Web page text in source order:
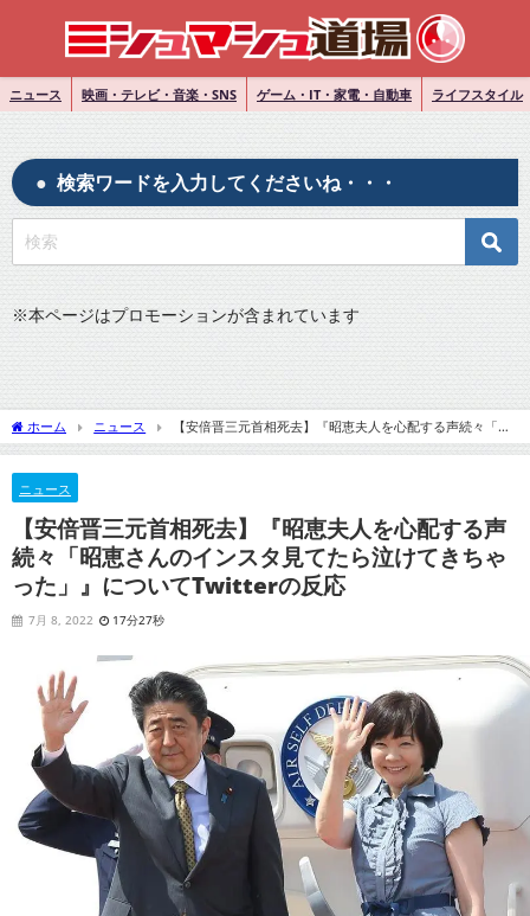
ニュース 映画・テレビ・音楽・SNS ゲーム・IT・家電・自動車 ライフスタイル
検索ワードを入力してくださいね・・・
※本ページはプロモーションが含まれています
ホーム ニュース
【安倍晋三元首相死去】『昭恵夫人を心配する声続々「昭
恵さんのインスタ見てたら泣けてきちゃった」』についてTwitterの反応
ニュース
【安倍晋三元首相死去】『昭恵夫人を心配する声
続々「昭恵さんのインスタ見てたら泣けてきちゃ
った」』についてTwitterの反応
7月 8, 2022 17分27秒